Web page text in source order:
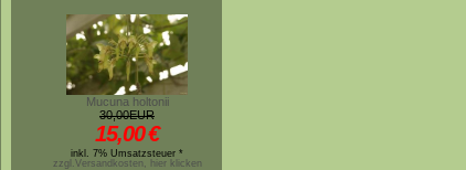
Mucuna holtonii
30,00EUR
15,00€
inkl. 7% Umsatzsteuer *
zzgl.Versandkosten, hier klicken